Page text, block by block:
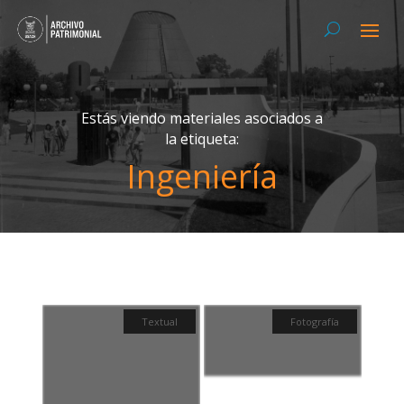
Estás viendo materiales asociados a
la etiqueta:
Ingeniería
Textual Fotografía